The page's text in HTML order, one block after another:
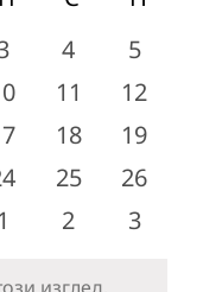
0
събития
4
0
5
0
събития
11
0
12
0
събития
18
0
19
събития
0
събития
25
0
26
0
1
0
2
0
3